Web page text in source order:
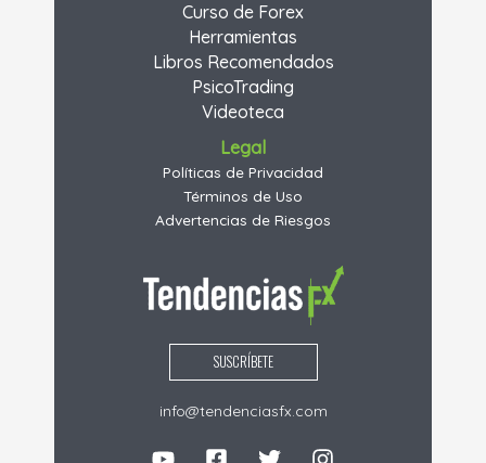
Curso de Forex
Herramientas
Libros Recomendados
PsicoTrading
Videoteca
Legal
Políticas de Privacidad
Términos de Uso
Advertencias de Riesgos
SUSCRÍBETE
info@tendenciasfx.com